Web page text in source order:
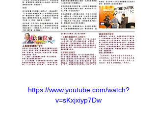
https://www.youtube.com/watch?
v=sKxjxiyp7Dw